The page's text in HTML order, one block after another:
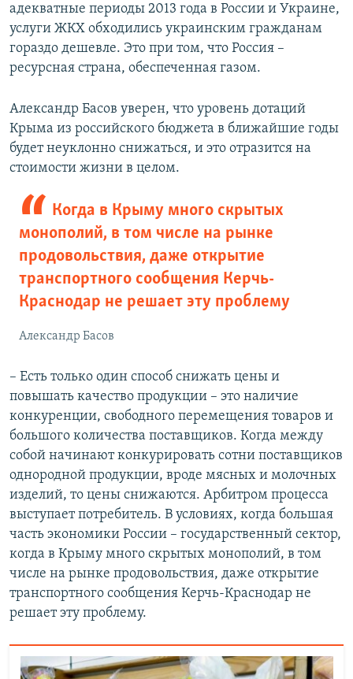
адекватные периоды 2013 года в России и Украине,
услуги ЖКХ обходились украинским гражданам
гораздо дешевле. Это при том, что Россия –
ресурсная страна, обеспеченная газом.
Александр Басов уверен, что уровень дотаций
Крыма из российского бюджета в ближайшие годы
будет неуклонно снижаться, и это отразится на
стоимости жизни в целом.
Когда в Крыму много скрытых
монополий, в том числе на рынке
продовольствия, даже открытие
транспортного сообщения Керчь-
Краснодар не решает эту проблему
Александр Басов
– Есть только один способ снижать цены и
повышать качество продукции – это наличие
конкуренции, свободного перемещения товаров и
большого количества поставщиков. Когда между
собой начинают конкурировать сотни поставщиков
однородной продукции, вроде мясных и молочных
изделий, то цены снижаются. Арбитром процесса
выступает потребитель. В условиях, когда большая
часть экономики России – государственный сектор,
когда в Крыму много скрытых монополий, в том
числе на рынке продовольствия, даже открытие
транспортного сообщения Керчь-Краснодар не
решает эту проблему.